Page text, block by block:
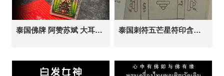
泰国佛牌 阿赞苏斌 大耳崇迪 招财转运 生意事业 家庭健康 挡灾避险 防小人 权威自信 泰国刺符五芒星符印含义解析